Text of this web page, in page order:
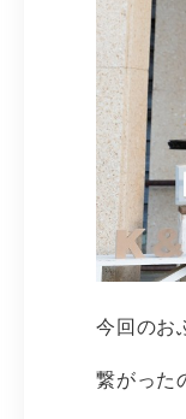
今回のお
繋がった